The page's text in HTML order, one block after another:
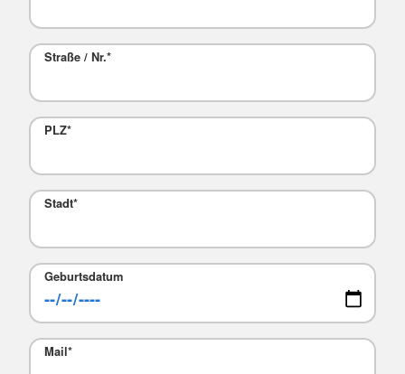
Straße / Nr.*
PLZ*
Stadt*
Geburtsdatum
Mail*